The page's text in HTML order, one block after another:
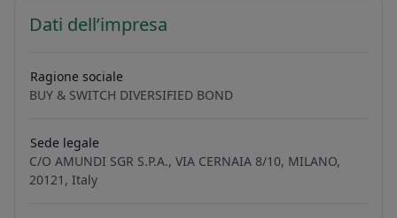
Dati dell’impresa
Ragione sociale
BUY & SWITCH DIVERSIFIED BOND
Sede legale
C/O AMUNDI SGR S.P.A., VIA CERNAIA 8/10, MILANO,
20121, Italy